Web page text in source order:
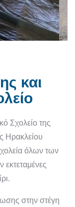
και
Σχολείο της
Ηρακλείου
όλων των
εκτεταμένες
στην στέγη